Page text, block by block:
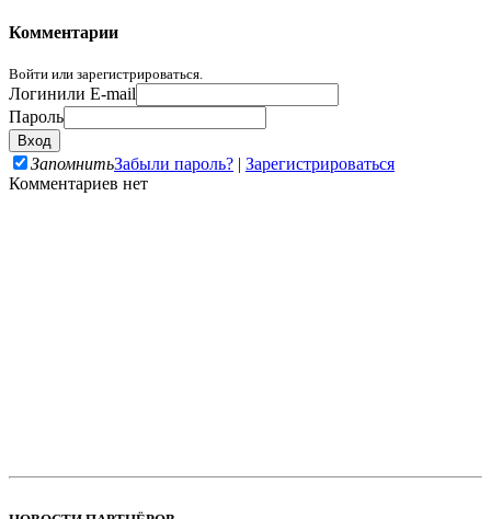
Комментарии
Войти или зарегистрироваться.
Логинили E-mail
Пароль
ЗапомнитьЗабыли пароль? | Зарегистрироваться
Комментариев нет